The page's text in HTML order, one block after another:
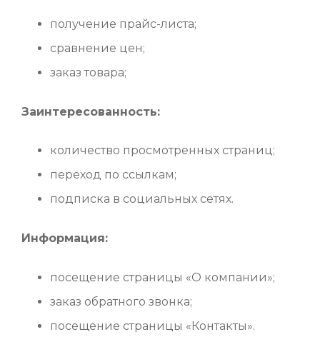
получение прайс-листа;
сравнение цен;
заказ товара;
Заинтересованность:
количество просмотренных страниц;
переход по ссылкам;
подписка в социальных сетях.
Информация:
посещение страницы «О компании»;
заказ обратного звонка;
посещение страницы «Контакты».